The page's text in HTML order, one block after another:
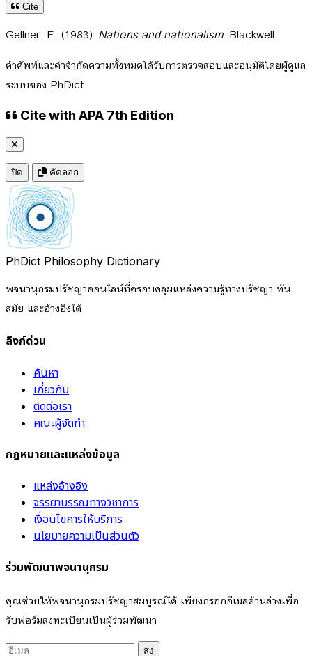
Cite
Gellner, E.. (1983). Nations and nationalism. Blackwell.
คำศัพท์และคำจำกัดความทั้งหมดได้รับการตรวจสอบและอนุมัติโดยผู้ดูแล
ระบบของ PhDict
Cite with APA 7th Edition
ปิด คัดลอก
PhDict Philosophy Dictionary
พจนานุกรมปรัชญาออนไลน์ที่ครอบคลุมแหล่งความรู้ทางปรัชญา ทัน
สมัย และอ้างอิงได้
ลิงก์ด่วน
ค้นหา
เกี่ยวกับ
ติดต่อเรา
คณะผู้จัดทำ
กฎหมายและแหล่งข้อมูล
แหล่งอ้างอิง
จรรยาบรรณทางวิชาการ
เงื่อนไขการให้บริการ
นโยบายความเป็นส่วนตัว
ร่วมพัฒนาพจนานุกรม
คุณช่วยให้พจนานุกรมปรัชญาสมบูรณ์ได้ เพียงกรอกอีเมลด้านล่างเพื่อ
รับฟอร์มลงทะเบียนเป็นผู้ร่วมพัฒนา
ส่ง